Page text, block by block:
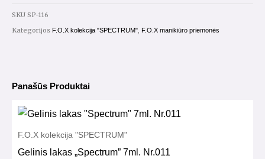
SKU SP-116
Kategorijos F.O.X kolekcija "SPECTRUM", F.O.X manikiūro priemonės
Panašūs Produktai
F.O.X kolekcija "SPECTRUM"
Gelinis lakas „Spectrum” 7ml. Nr.011